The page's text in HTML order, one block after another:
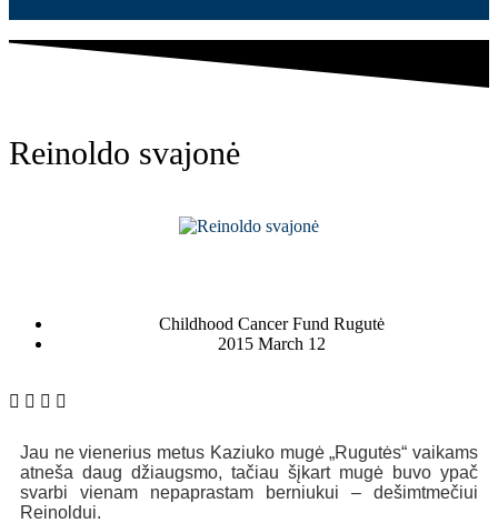
Reinoldo svajonė
Childhood Cancer Fund Rugutė
2015 March 12
Jau ne vienerius metus Kaziuko mugė „Rugutės“ vaikams
atneša daug džiaugsmo, tačiau šįkart mugė buvo ypač
svarbi vienam nepaprastam berniukui – dešimtmečiui
Reinoldui.